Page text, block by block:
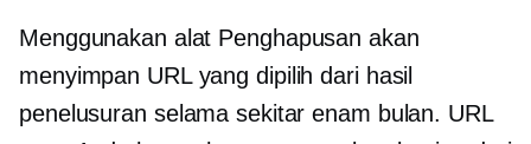
Menggunakan alat Penghapusan akan
menyimpan URL yang dipilih dari hasil
penelusuran selama sekitar enam bulan. URL